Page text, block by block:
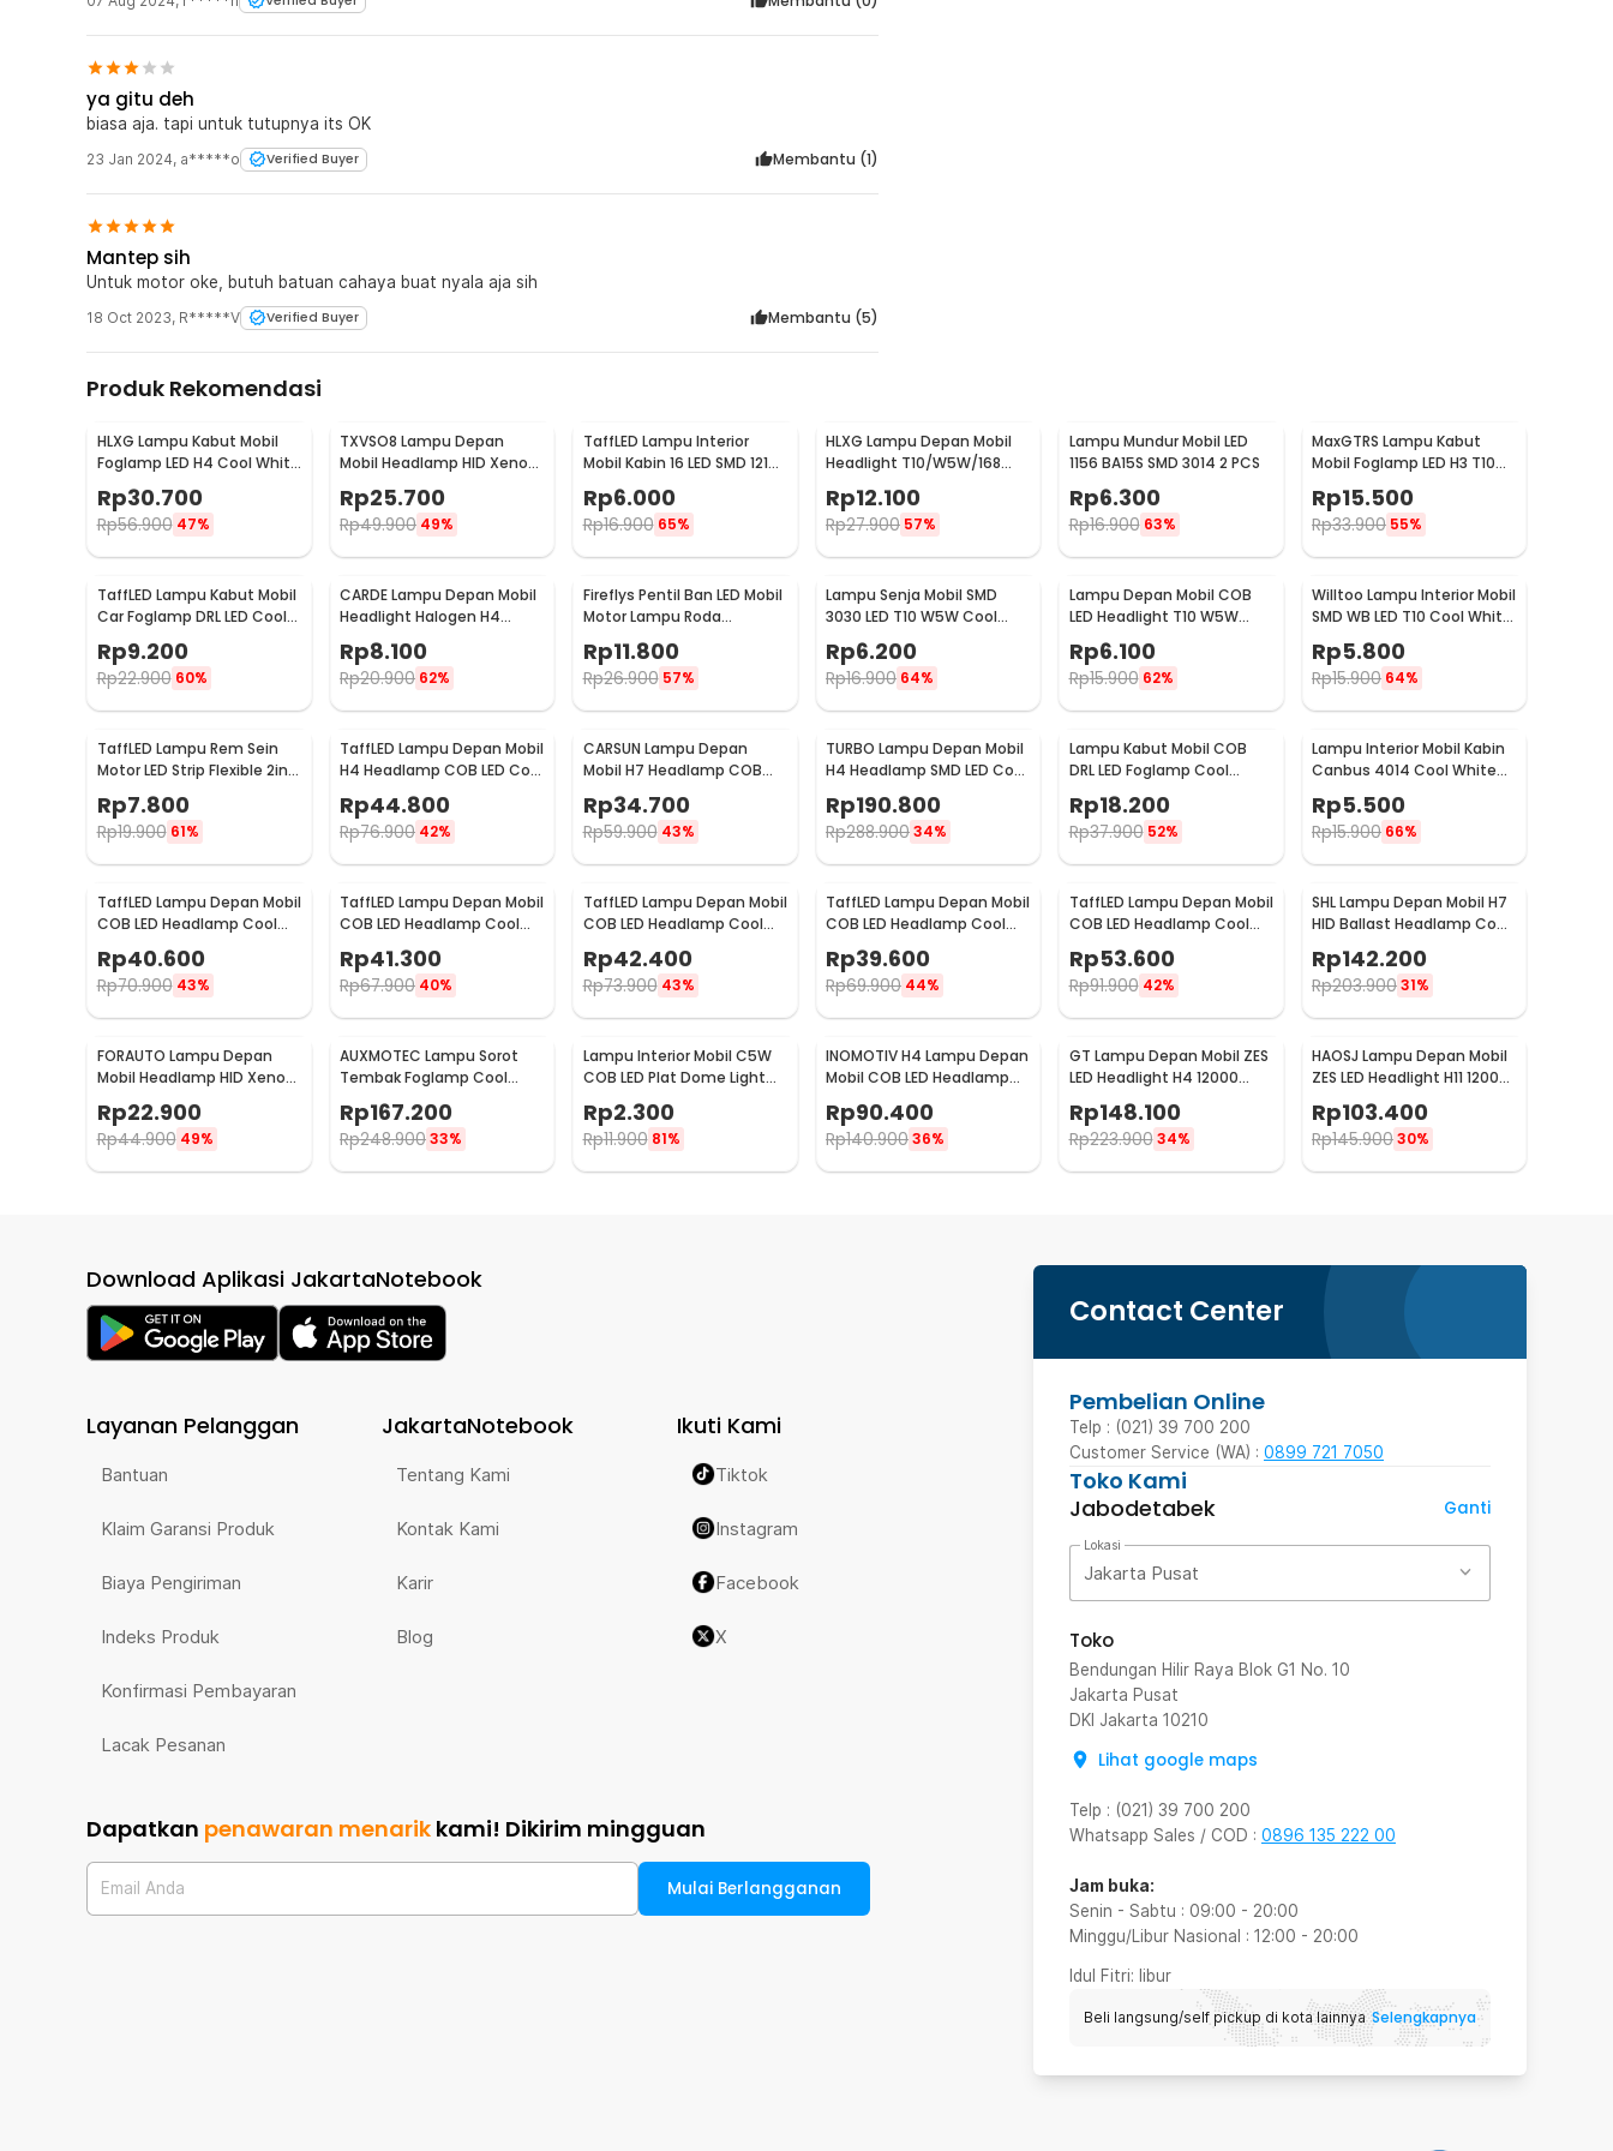
ya gitu deh
biasa aja. tapi untuk tutupnya its OK
23 Jan 2024, a*****o Verified Buyer Membantu (1)
Mantep sih
Untuk motor oke, butuh batuan cahaya buat nyala aja sih
18 Oct 2023, R*****V Verified Buyer Membantu (5)
Produk Rekomendasi
HLXG Lampu Kabut Mobil
Foglamp LED H4 Cool White
8000K 7.5W 1 PCS - MA355
Rp30.700
Rp56.900 47%
TXVSO8 Lampu Depan
Mobil Headlamp HID Xenon
H11 Cool White 12V 35W -
XG2
Rp25.700
Rp49.900 49%
TaffLED Lampu Interior
Mobil Kabin 16 LED SMD 1210
Cool White 2 PCS - BA11S
Rp6.000
Rp16.900 65%
HLXG Lampu Depan Mobil
Headlight T10/W5W/168
5630 Cool White 5W 2 PCS
Rp12.100
Rp27.900 57%
Lampu Mundur Mobil LED
1156 BA15S SMD 3014 2 PCS
Rp6.300
Rp16.900 63%
MaxGTRS Lampu Kabut
Mobil Foglamp LED H3 T10
SMD 5630 Cool White 2 PCS
- SMDWB
Rp15.500
Rp33.900 55%
TaffLED Lampu Kabut Mobil
Car Foglamp DRL LED Cool
White 12V 8W 1 PCS - QC
Rp9.200
Rp22.900 60%
CARDE Lampu Depan Mobil
Headlight Halogen H4
Natural White 100/90W 1PC
- P43T
Rp8.100
Rp20.900 62%
Fireflys Pentil Ban LED Mobil
Motor Lampu Roda
Multicolor 2PCS - AG10
Rp11.800
Rp26.900 57%
Lampu Senja Mobil SMD
3030 LED T10 W5W Cool
White 1W 12/24V 2 PCS
Rp6.200
Rp16.900 64%
Lampu Depan Mobil COB
LED Headlight T10 W5W
Cool White 1W 12V 2 PCS -
T10-W5
Rp6.100
Rp15.900 62%
Willtoo Lampu Interior Mobil
SMD WB LED T10 Cool White
3W 12V - YSY-PL
Rp5.800
Rp15.900 64%
TaffLED Lampu Rem Sein
Motor LED Strip Flexible 2in1
Color 12V 20cm
Rp7.800
Rp19.900 61%
TaffLED Lampu Depan Mobil
H4 Headlamp COB LED Cool
White 36W 2 PCS - C6
Rp44.800
Rp76.900 42%
CARSUN Lampu Depan
Mobil H7 Headlamp COB
LED Cool White 36W 2 PCS -
C6
Rp34.700
Rp59.900 43%
TURBO Lampu Depan Mobil
H4 Headlamp SMD LED Cool
White 40W 2 PCS - T1
Rp190.800
Rp288.90034%
Lampu Kabut Mobil COB
DRL LED Foglamp Cool
White 6W 12V 190mm -
MA357
Rp18.200
Rp37.900 52%
Lampu Interior Mobil Kabin
Canbus 4014 Cool White
31mm 12SMD LED
Rp5.500
Rp15.900 66%
TaffLED Lampu Depan Mobil
COB LED Headlamp Cool
White IP65 32V
9005/HB3/H10 - S2
Rp40.600
Rp70.900 43%
TaffLED Lampu Depan Mobil
COB LED Headlamp Cool
White IP65 32V 9006/HB4 -
S2
Rp41.300
Rp67.900 40%
TaffLED Lampu Depan Mobil
COB LED Headlamp Cool
White IP65 32V H7 - S2
Rp42.400
Rp73.900 43%
TaffLED Lampu Depan Mobil
COB LED Headlamp Cool
White IP65 32V H11 - S2
Rp39.600
Rp69.900 44%
TaffLED Lampu Depan Mobil
COB LED Headlamp Cool
White IP65 32V H4/9003 -
S2
Rp53.600
Rp91.900 42%
SHL Lampu Depan Mobil H7
HID Ballast Headlamp Cool
White 55W 12V 2PCS - RSVR
Rp142.200
Rp203.90031%
FORAUTO Lampu Depan
Mobil Headlamp HID Xenon
Cool White 35W 12V 1 PCS H1
Rp22.900
Rp44.900 49%
AUXMOTEC Lampu Sorot
Tembak Foglamp Cool
White IP67 108W 9-50V
20cm 36 LED - A8
Rp167.200
Rp248.90033%
Lampu Interior Mobil C5W
COB LED Plat Dome Light
Cool White 2W 1 PCS 31mm
- BA9S
Rp2.300
Rp11.900 81%
INOMOTIV H4 Lampu Depan
Mobil COB LED Headlamp
Cool White 72W 2 PCS
Rp90.400
Rp140.90036%
GT Lampu Depan Mobil ZES
LED Headlight H4 12000
Lumens 55W 9-32V 2 PCS
Cool White 6000K - K5
Rp148.100
Rp223.900 34%
HAOSJ Lampu Depan Mobil
ZES LED Headlight H11 12000
Lumens 55W 2 PCS
6000K/Pure White - K5
Rp103.400
Rp145.90030%
Contact Center
Pembelian Online
Telp : (021) 39 700 200
Customer Service (WA) : 0899 721 7050
Toko Kami
Jabodetabek
Ganti
Lokasi
Jakarta Pusat
Toko
Bendungan Hilir Raya Blok G1 No. 10
Jakarta Pusat
DKI Jakarta 10210
Lihat google maps
Telp : (021) 39 700 200
Whatsapp Sales / COD : 0896 135 222 00
Jam buka:
Senin - Sabtu : 09:00 - 20:00
Minggu/Libur Nasional : 12:00 - 20:00
Idul Fitri: libur
Beli langsung/self pickup di kota lainnya Selengkapnya
Download Aplikasi JakartaNotebook
Layanan Pelanggan
Bantuan
Klaim Garansi Produk
Biaya Pengiriman
Indeks Produk
Konfirmasi Pembayaran
Lacak Pesanan
JakartaNotebook
Tentang Kami
Kontak Kami
Karir
Blog
Ikuti Kami
Tiktok
Instagram
Facebook
X
Dapatkan penawaran menarik kami! Dikirim mingguan
Email Anda Mulai Berlangganan